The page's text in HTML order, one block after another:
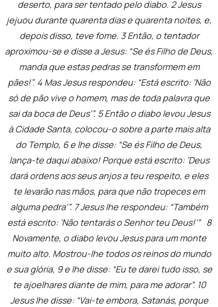
deserto, para ser tentado pelo diabo. 2Jesus
jejuou durante quarenta dias e quarenta noites, e,
depois disso, teve fome. 3 Então, o tentador
aproximou-se e disse a Jesus: “Se és Filho de Deus,
manda que estas pedras se transformem em
pães!”. 4 Mas Jesus respondeu: “Está escrito: ‘Não
só de pão vive o homem, mas de toda palavra que
sai da boca de Deus'”. 5 Então o diabo levou Jesus
à Cidade Santa, colocou-o sobre a parte mais alta
do Templo, 6 e lhe disse: “Se és Filho de Deus,
lança-te daqui abaixo! Porque está escrito: ‘Deus
dará ordens aos seus anjos a teu respeito, e eles
te levarão nas mãos, para que não tropeces em
alguma pedra'”. 7Jesus lhe respondeu: “Também
está escrito: ‘Não tentarás o Senhor teu Deus!'” 8
Novamente, o diabo levou Jesus para um monte
muito alto. Mostrou-lhe todos os reinos do mundo
e sua glória, 9 e lhe disse: “Eu te darei tudo isso, se
te ajoelhares diante de mim, para me adorar”. 10
Jesus lhe disse: “Vai-te embora, Satanás, porque